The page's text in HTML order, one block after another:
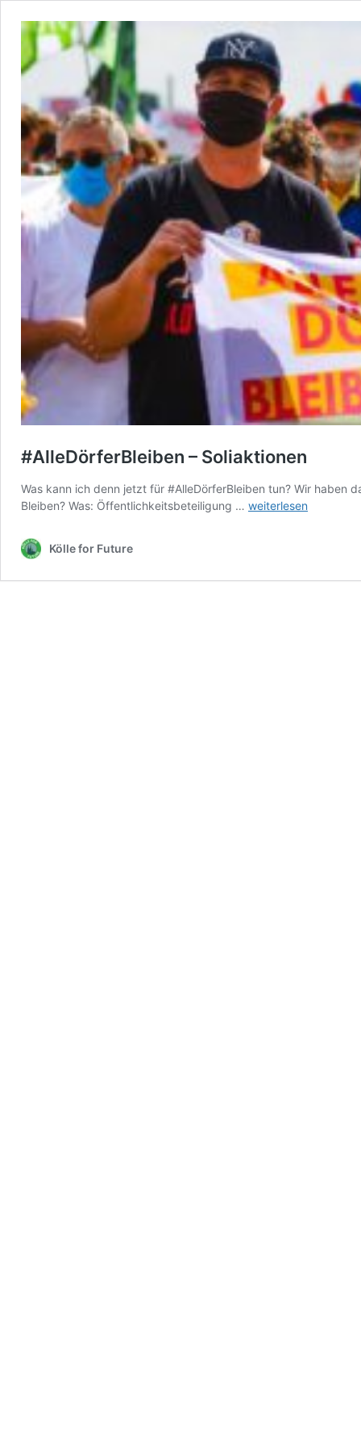
#AlleDörferBleiben – Soliaktionen
Was kann ich denn jetzt für #AlleDörferBleiben tun? Wir haben
Bleiben? Was: Öffentlichkeitsbeteiligung … #AlleDörferBleiben
weiterlesen
Kölle for Future